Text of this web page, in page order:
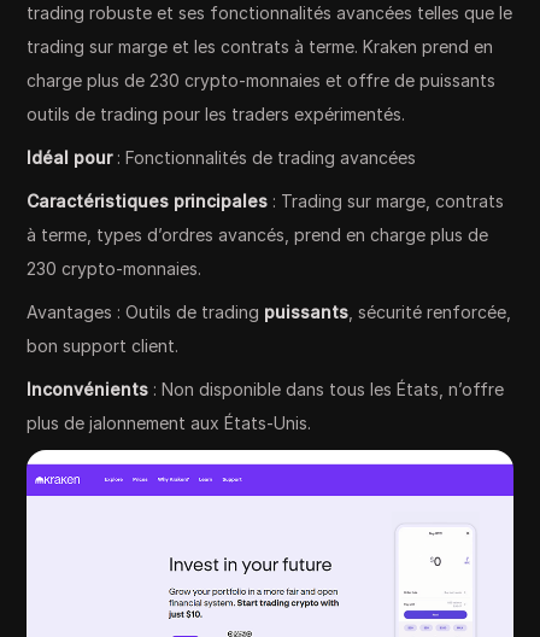
trading robuste et ses fonctionnalités avancées telles que le
trading sur marge et les contrats à terme. Kraken prend en
charge plus de 230 crypto-monnaies et offre de puissants
outils de trading pour les traders expérimentés.
Idéal pour: Fonctionnalités de trading avancées
Caractéristiques principales : Trading sur marge, contrats
à terme, types d’ordres avancés, prend en charge plus de
230 crypto-monnaies.
Avantages : Outils de trading puissants , sécurité renforcée,
bon support client.
Inconvénients : Non disponible dans tous les États, n’offre
plus de jalonnement aux États-Unis.